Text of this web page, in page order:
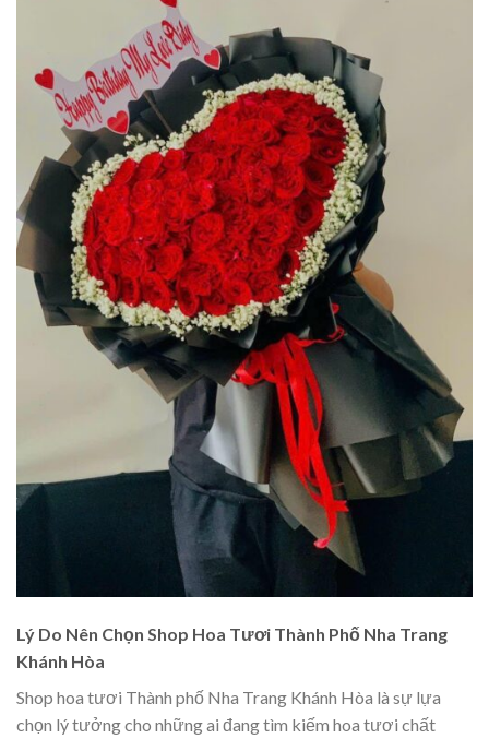
Lý Do Nên Chọn Shop Hoa Tươi Thành Phố Nha Trang
Khánh Hòa
Shop hoa tươi Thành phố Nha Trang Khánh Hòa là sự lựa
chọn lý tưởng cho những ai đang tìm kiếm hoa tươi chất